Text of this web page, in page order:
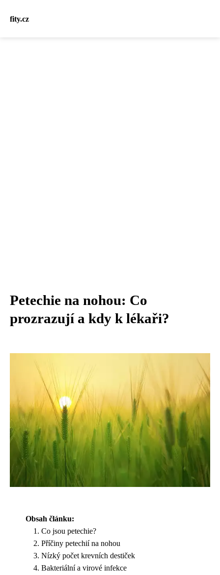
fity.cz
Petechie na nohou: Co
prozrazují a kdy k lékaři?
Obsah článku:
Co jsou petechie?
Příčiny petechií na nohou
Nízký počet krevních destiček
Bakteriální a virové infekce